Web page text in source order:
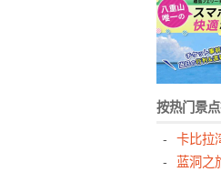
按热门景
卡比拉
蓝洞之